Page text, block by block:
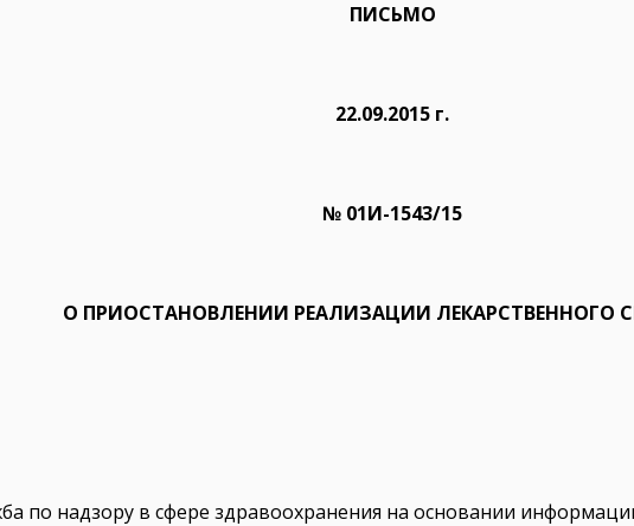
ПИСЬМО
22.09.2015 г.
№ 01И-1543/15
О ПРИОСТАНОВЛЕНИИ РЕАЛИЗАЦИИ ЛЕКАРСТВЕННОГО
по надзору в сфере здравоохранения на основании